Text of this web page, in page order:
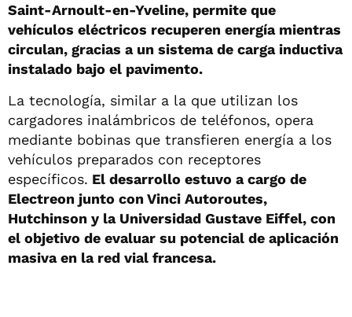
Saint-Arnoult-en-Yveline, permite que
vehículos eléctricos recuperen energía mientras
circulan, gracias a un sistema de carga inductiva
instalado bajo el pavimento.
La tecnología, similar a la que utilizan los
cargadores inalámbricos de teléfonos, opera
mediante bobinas que transfieren energía a los
vehículos preparados con receptores
específicos. El desarrollo estuvo a cargo de
Electreon junto con Vinci Autoroutes,
Hutchinson y la Universidad Gustave Eiffel, con
el objetivo de evaluar su potencial de aplicación
masiva en la red vial francesa.